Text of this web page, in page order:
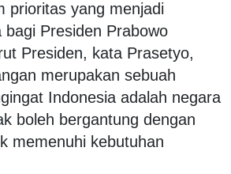
prioritas yang menjadi
bagi Presiden Prabowo
Presiden, kata Prasetyo,
merupakan sebuah
Indonesia adalah negara
boleh bergantung dengan
memenuhi kebutuhan